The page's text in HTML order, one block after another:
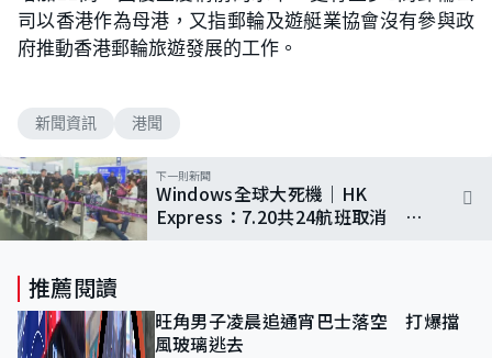
司以香港作為母港，又指郵輪及遊艇業協會沒有參與政
府推動香港郵輪旅遊發展的工作。
新聞資訊 港聞
下一則新聞
Windows全球大死機｜HK
Express：7.20共24航班取消 受
推薦閱讀
旺角男子凌晨追通宵巴士落空 打爆擋
風玻璃逃去